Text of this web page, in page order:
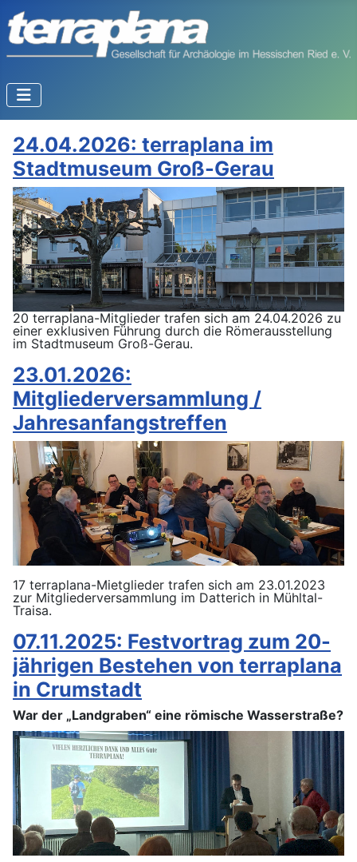
24.04.2026: terraplana im
Stadtmuseum Groß-Gerau
20 terraplana-Mitglieder trafen sich am 24.04.2026 zu
einer exklusiven Führung durch die Römerausstellung
im Stadtmuseum Groß-Gerau.
23.01.2026:
Mitgliederversammlung /
Jahresanfangstreffen
17 terraplana-Mietglieder trafen sich am 23.01.2023
zur Mitgliederversammlung im Datterich in Mühltal-
Traisa.
07.11.2025: Festvortrag zum 20-
jährigen Bestehen von terraplana
in Crumstadt
War der „Landgraben“ eine römische Wasserstraße?